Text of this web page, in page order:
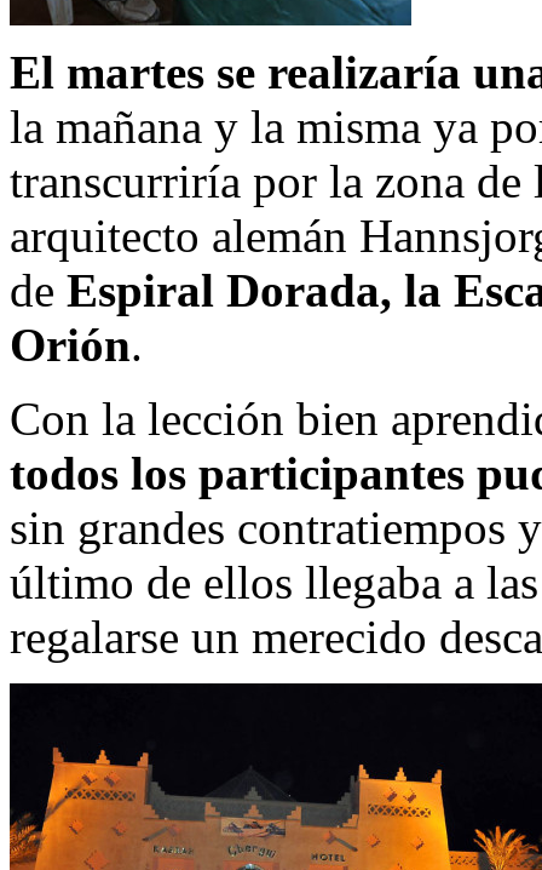
El martes se realizaría
la mañana y la misma ya
transcurriría por la zona
arquitecto alemán
de Espiral Dorada, la
Orión.
Con la lección bien
todos los participantes
sin grandes contratiempos
último de ellos llegaba a
regalarse un merecido